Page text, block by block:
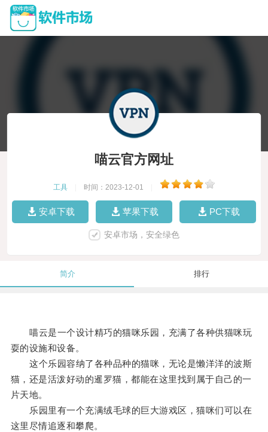
喵云官方网址
工具 时间：2023-12-01
安卓下载 苹果下载 PC下载
安卓市场，安全绿色
简介 排行
喵云是一个设计精巧的猫咪乐园，充满了各种供猫咪玩
耍的设施和设备。
这个乐园容纳了各种品种的猫咪，无论是懒洋洋的波斯
猫，还是活泼好动的暹罗猫，都能在这里找到属于自己的一
片天地。
乐园里有一个充满绒毛球的巨大游戏区，猫咪们可以在
这里尽情追逐和攀爬。